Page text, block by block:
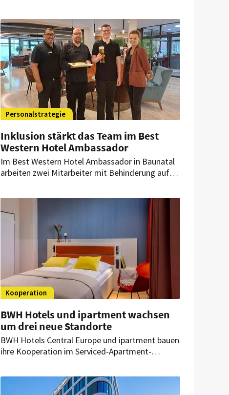
Personalstrategie
Inklusion stärkt das Team im Best
Western Hotel Ambassador
Im Best Western Hotel Ambassador in Baunatal
arbeiten zwei Mitarbeiter mit Behinderung auf
Inklusion den Hotelalltag bereichern und zu einer
offenen Unternehmenskultur beitragen kann.
Kooperation
BWH Hotels und ipartment wachsen
um drei neue Standorte
BWH Hotels Central Europe und ipartment bauen
ihre Kooperation im Serviced-Apartment-
neue Standorte unter dem Subbrand @Home by
Best Western hinzu.